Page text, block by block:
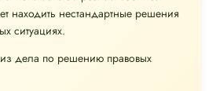
находить нестандартные решения
ситуациях.
дела по решению правовых